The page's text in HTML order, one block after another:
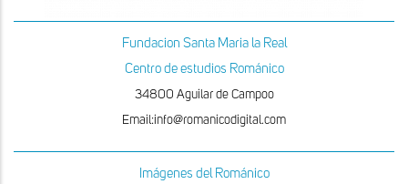
Fundacion Santa Maria la Real
Centro de estudios Románico
34800 Aguilar de Campoo
Email:info@romanicodigital.com
Imágenes del Románico